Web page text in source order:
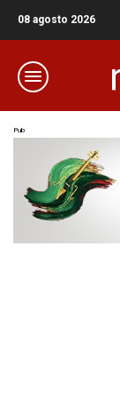
08 agosto 2026
Pub